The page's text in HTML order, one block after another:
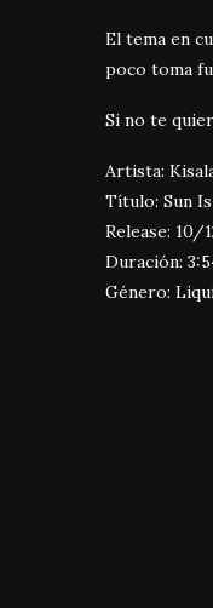
El tema en
poco toma
Si no te
Artista:
Título: Sun
Release: 10/
Duración:
Género: